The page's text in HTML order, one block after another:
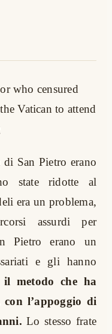
who censured
Vatican to attend
di San Pietro erano
state ridotte al
era un problema,
assurdi per
Pietro erano un
e gli hanno
il metodo che ha
l’appoggio di
Lo stesso frate